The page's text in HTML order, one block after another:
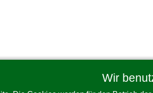
Wir